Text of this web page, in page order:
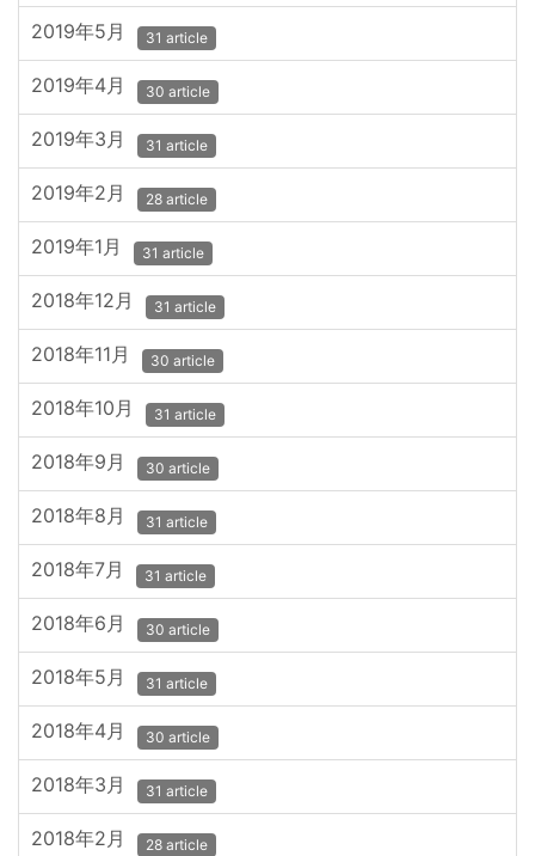
2019年5月 31 article
2019年4月 30 article
2019年3月 31 article
2019年2月 28 article
2019年1月 31 article
2018年12月 31 article
2018年11月 30 article
2018年10月 31 article
2018年9月 30 article
2018年8月 31 article
2018年7月 31 article
2018年6月 30 article
2018年5月 31 article
2018年4月 30 article
2018年3月 31 article
2018年2月 28 article